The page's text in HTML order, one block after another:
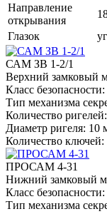
Направление
открывания
Глазок
САМ ЗВ 1-2/1
Верхний замковый
Класс безопасности:
Тип механизма
Количество
Диаметр ригеля: 10
Количество ключей:
ПРОСАМ 4-31
Нижний замковый
Класс безопасности:
Тип механизма